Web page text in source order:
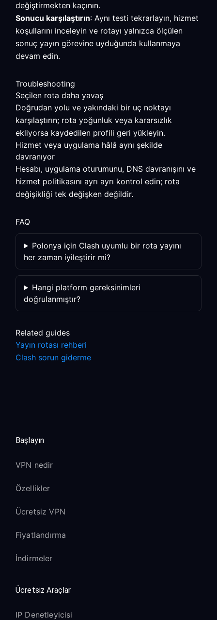
değiştirmekten kaçının.
Sonucu karşılaştırın: Aynı testi tekrarlayın, hizmet
koşullarını inceleyin ve rotayı yalnızca ölçülen
sonuç yayın görevine uyduğunda kullanmaya
devam edin.
Troubleshooting
Seçilen rota daha yavaş
Doğrudan yolu ve yakındaki bir uç noktayı
karşılaştırın; rota yoğunluk veya kararsızlık
ekliyorsa kaydedilen profili geri yükleyin.
Hizmet veya uygulama hâlâ aynı şekilde
davranıyor
Hesabı, uygulama oturumunu, DNS davranışını ve
hizmet politikasını ayrı ayrı kontrol edin; rota
değişikliği tek değişken değildir.
FAQ
Polonya için Clash uyumlu bir rota yayını
her zaman iyileştirir mi?
Hangi platform gereksinimleri
doğrulanmıştır?
Related guides
Yayın rotası rehberi
Clash sorun giderme
Başlayın
VPN nedir
Özellikler
Ücretsiz VPN
Fiyatlandırma
İndirmeler
Ücretsiz Araçlar
IP Denetleyicisi